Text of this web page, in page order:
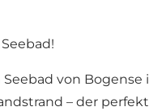
von
– der